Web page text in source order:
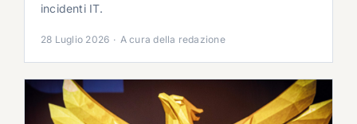
incidenti IT.
28 Luglio 2026 · A cura della redazione